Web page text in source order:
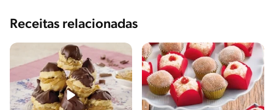
Receitas relacionadas